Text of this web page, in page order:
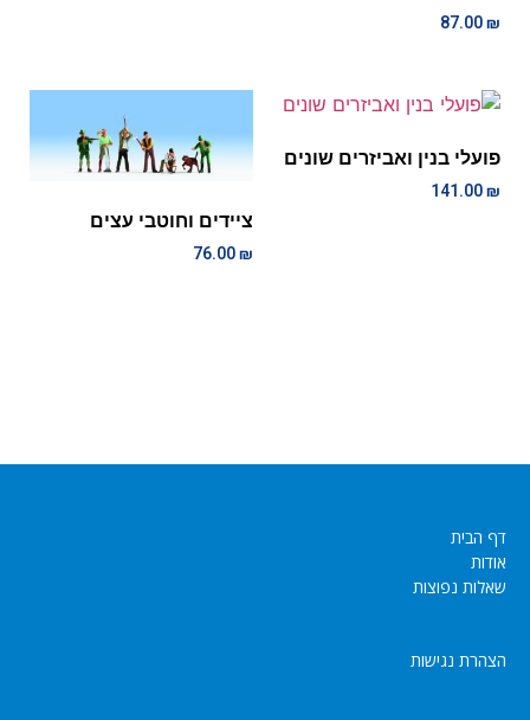
87.00₪
פועלי בנין ואביזרים שונים
141.00₪
ציידים וחוטבי עצים
76.00₪
דף הבית
אודות
שאלות נפוצות
הצהרת נגישות